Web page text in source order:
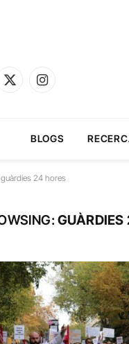
X
Instagram
BLOGS
guàrdies 24 hores
GUÀRDIES